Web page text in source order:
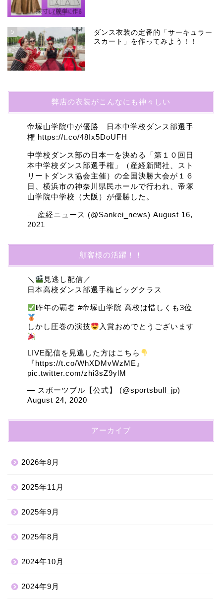
5
ダンス衣装の定番的「サーキュラー
スカート」を作ってみよう！！
弊店の衣装がこんなにも神々しい
帝塚山学院中が優勝 日本中学校ダンス部選手
権 https://t.co/48Ix5DoUFH
中学校ダンス部の日本一を決める「第１０回日
本中学校ダンス部選手権」（産経新聞社、スト
リートダンス協会主催）の全国決勝大会が１６
日、横浜市の神奈川県民ホールで行われ、帝塚
山学院中学校（大阪）が優勝した。
— 産経ニュース (@Sankei_news) August 16,
2021
顧客様の活躍！！
＼
見逃し配信／
日本高校ダンス部選手権ビッグクラス
昨年の覇者#帝塚山学院 高校は惜しくも3位
しかし圧巻の演技 入賞おめでとうございます
LIVE配信を見逃した方はこちら
『 https://t.co/WhXDMvWzME』
pic.twitter.com/zhi3sZ9ylM
— スポーツブル【公式】 (@sportsbull_jp)
August 24, 2020
アーカイブ
2026年8月
2025年11月
2025年9月
2025年8月
2024年10月
2024年9月